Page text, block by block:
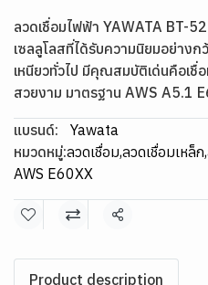
ลวดเชื่อมไฟฟ้า YAWATA BT-
เซลลูโลสที่ได้รับความนิยมอย่างก
เหนียวทั่วไป มีคุณสมบัติเด่นคือเชื่
สวยงาม มาตรฐาน AWS A5.1
แบรนด์:
Yawata
หมวดหมู่:ลวดเชื่อม,ลวดเชื่อมเหล็ก,
AWS E60XX
แชร์
Product description